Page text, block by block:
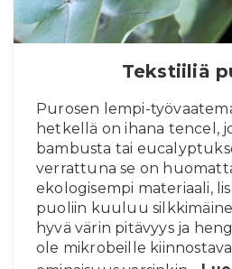
Tekstiiliä
Purosen lempi-
hetkellä on ihana tencel,
bambusta tai
verrattuna se on
ekologisempi materiaali,
puoliin kuuluu
hyvä värin pitävyys ja
ole mikrobeille